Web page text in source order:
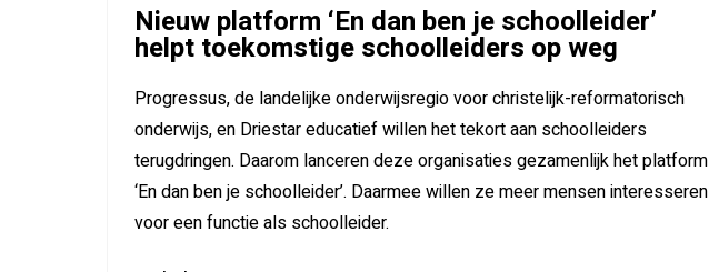
Nieuw platform ‘En dan ben je schoolleider’
helpt toekomstige schoolleiders op weg
Progressus, de landelijke onderwijsregio voor christelijk-reformatorisch
onderwijs, en Driestar educatief willen het tekort aan schoolleiders
terugdringen. Daarom lanceren deze organisaties gezamenlijk het platform
‘En dan ben je schoolleider’. Daarmee willen ze meer mensen interesseren
voor een functie als schoolleider.